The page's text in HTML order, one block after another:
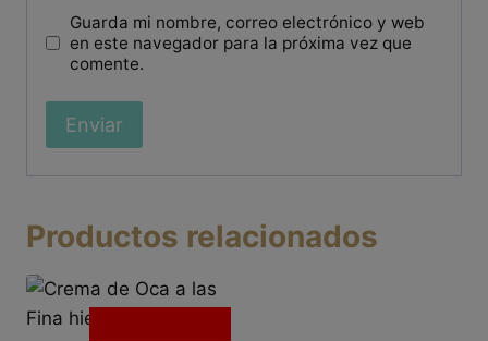
Guarda mi nombre, correo electrónico y web
en este navegador para la próxima vez que
comente.
Productos relacionados